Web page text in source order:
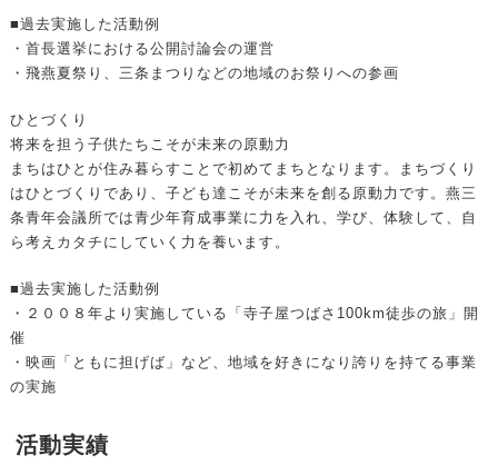
■過去実施した活動例
・首長選挙における公開討論会の運営
・飛燕夏祭り、三条まつりなどの地域のお祭りへの参画
ひとづくり
将来を担う子供たちこそが未来の原動力
まちはひとが住み暮らすことで初めてまちとなります。まちづくり
はひとづくりであり、子ども達こそが未来を創る原動力です。燕三
条青年会議所では青少年育成事業に力を入れ、学び、体験して、自
ら考えカタチにしていく力を養います。
■過去実施した活動例
・２００８年より実施している「寺子屋つばさ100km徒歩の旅」開
催
・映画「ともに担げば」など、地域を好きになり誇りを持てる事業
の実施
活動実績